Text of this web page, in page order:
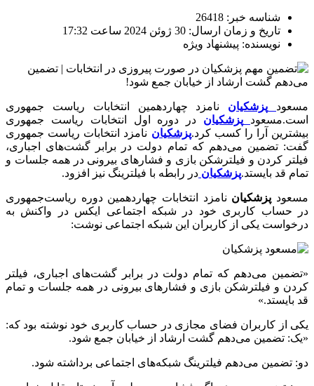
شناسه خبر: 26418
تاریخ و زمان ارسال: 30 ژوئن 2024 ساعت 17:32
نویسنده: پیشنهاد ویژه
مسعود پزشکیان نامزد چهاردهمین انتخابات ریاست جمهوری
است.مسعود
پزشکیان در دوره اول انتخابات ریاست جمهوری
بیشترین آرا را کسب کرد.پزشکیان نامزد انتخابات ریاست جمهوری
گفت: تضمین می‌دهم که تمام دولت در برابر گشت‌های اجباری،
فیلتر کردن و فیلترشکن بازی و فشارهای بیرونی در همه جلسات و
تمام قد بایستد.پزشکیان در رابطه با فیلترینگ نیز افزود.
مسعود پزشکیان نامزد انتخابات چهاردهمین دوره ریاست‌جمهوری
در حساب کاربری خود در شبکه اجتماعی ایکس در واکنش به
درخواست یکی از کاربران این شبکه اجتماعی نوشت:
«تضمین می‌دهم که تمام دولت در برابر گشت‌های اجباری، فیلتر
کردن و فیلترشکن بازی و فشارهای بیرونی در همه جلسات و تمام
قد بایستد.»
یکی از کاربران فضای مجازی در حساب کاربری خود نوشته بود که:
«یک: تضمین می‌دهم گشت ارشاد از خیابان جمع شود.
دو: تضمین می‌دهم فیلترینگ شبکه‌های اجتماعی برداشته شود.